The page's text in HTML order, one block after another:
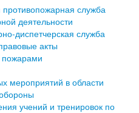
служба
деятельности
диспетчерская служба
акты
пожарами
мероприятий в области
учений и тренировок по